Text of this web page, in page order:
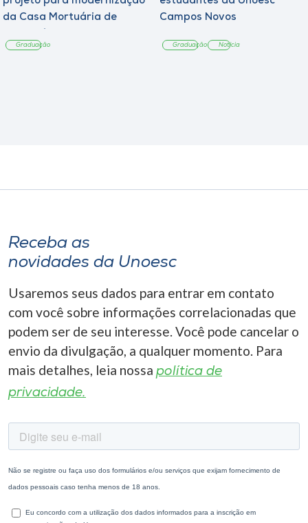
da Casa Mortuária de
Graduação
Campos Novos
Graduação Notícia
Receba as
novidades da Unoesc
Usaremos seus dados para entrar em contato
com você sobre informações correlacionadas que
podem ser de seu interesse. Você pode cancelar o
envio da divulgação, a qualquer momento. Para
mais detalhes, leia nossa política de
privacidade.